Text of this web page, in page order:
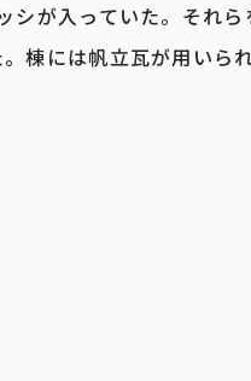
シが入っていた。それ
棟には帆立瓦が用いられ